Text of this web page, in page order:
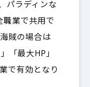
パラディンな
職業で共用で
賊の場合は
「最大HP」
で有効となり